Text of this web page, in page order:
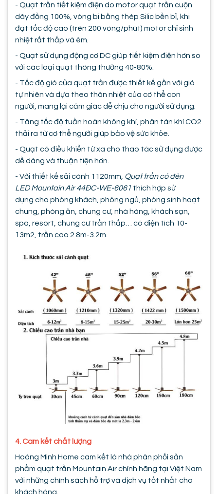
- Quạt trần tiết kiệm điện do motor quạt trần cuộn
dây đồng 100%, vòng bi bằng thép Silic bền bỉ, khi
đạt tốc độ cao (trên 200 vòng/phút) motor chỉ sinh
nhiệt rất thấp và êm.
- Quạt sử dụng động cơ DC giúp tiết kiệm điện hơn so
với các loại quạt thông thường 40-80%.
- Tốc độ gió của quạt trần được thiết kế gần với gió
tự nhiên và dựa theo thân nhiệt của cơ thể con
người, mang lại cảm giác dễ chịu cho người sử dụng.
- Tăng tốc độ tuần hoàn không khí, phân tán khí CO2
thải ra từ cơ thể người giúp bảo vệ sức khỏe.
- Quạt có điều khiển từ xa cho thao tác sử dụng được
dễ dàng và thuận tiện hơn.
- Với thiết kế sải cánh 1120mm, Quạt trần có đèn
LED Mountain Air 44ĐC-WE-6061 thích hợp sử
dụng cho phòng khách, phòng ngủ, phòng sinh hoạt
chung, phòng ăn, chung cư, nhà hàng, khách sạn,
spa, resort, chung cư trần thấp… có diện tích 10-
13m2, trần cao 2.8m-3.2m.
4. Cam kết chất lượng
Hoàng Minh Home cam kết là nhà phân phối sản
phẩm quạt trần Mountain Air chính hãng tại Việt Nam
với những chính sách hỗ trợ và dịch vụ tốt nhất cho
khách hàng.